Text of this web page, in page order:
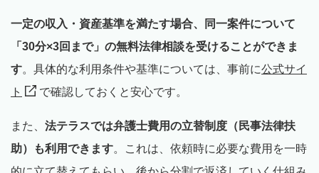
一定の収入・資産基準を満たす場合、同一案件について
「30分×3回まで」の無料法律相談を受けることができま
す。具体的な利用条件や基準については、事前に公式サイ
ト
で確認しておくと安心です。
また、 法テラスでは弁護士費用の立替制度（民事法律扶
助）も利用できます。これは、依頼時に必要な費用を一時